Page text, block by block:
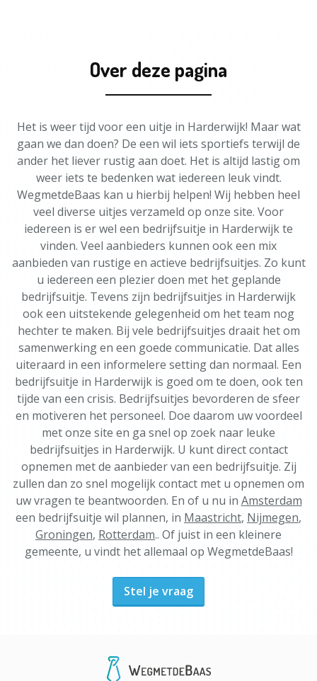
Over deze pagina
Het is weer tijd voor een uitje in Harderwijk! Maar wat
gaan we dan doen? De een wil iets sportiefs terwijl de
ander het liever rustig aan doet. Het is altijd lastig om
weer iets te bedenken wat iedereen leuk vindt.
WegmetdeBaas kan u hierbij helpen! Wij hebben heel
veel diverse uitjes verzameld op onze site. Voor
iedereen is er wel een bedrijfsuitje in Harderwijk te
vinden. Veel aanbieders kunnen ook een mix
aanbieden van rustige en actieve bedrijfsuitjes. Zo kunt
u iedereen een plezier doen met het geplande
bedrijfsuitje. Tevens zijn bedrijfsuitjes in Harderwijk
ook een uitstekende gelegenheid om het team nog
hechter te maken. Bij vele bedrijfsuitjes draait het om
samenwerking en een goede communicatie. Dat alles
uiteraard in een informelere setting dan normaal. Een
bedrijfsuitje in Harderwijk is goed om te doen, ook ten
tijde van een crisis. Bedrijfsuitjes bevorderen de sfeer
en motiveren het personeel. Doe daarom uw voordeel
met onze site en ga snel op zoek naar leuke
bedrijfsuitjes in Harderwijk. U kunt direct contact
opnemen met de aanbieder van een bedrijfsuitje. Zij
zullen dan zo snel mogelijk contact met u opnemen om
uw vragen te beantwoorden. En of u nu in Amsterdam
een bedrijfsuitje wil plannen, in Maastricht, Nijmegen,
Groningen, Rotterdam.. Of juist in een kleinere
gemeente, u vindt het allemaal op WegmetdeBaas!
Stel je vraag